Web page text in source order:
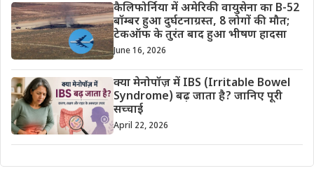
कैलिफोर्निया में अमेरिकी वायुसेना का B-52
बॉम्बर हुआ दुर्घटनाग्रस्त, 8 लोगों की मौत;
टेकऑफ के तुरंत बाद हुआ भीषण हादसा
June 16, 2026
क्या मेनोपॉज़ में IBS (Irritable Bowel
Syndrome) बढ़ जाता है? जानिए पूरी
सच्चाई
April 22, 2026